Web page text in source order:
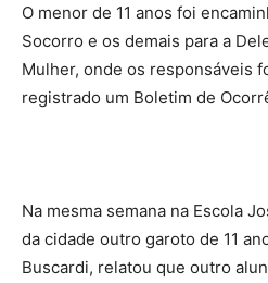
O menor de 11 anos foi
Socorro e os demais para a
Mulher, onde os responsáveis
registrado um Boletim de
Na mesma semana na Escola
da cidade outro garoto de 11
Buscardi, relatou que outro